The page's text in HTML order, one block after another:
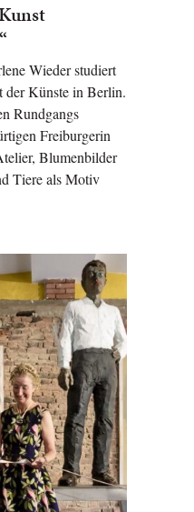
Wieder studiert
der Künste in Berlin.
Rundgangs
Freiburgerin
Blumenbilder
Tiere als Motiv